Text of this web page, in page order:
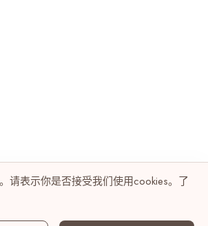
请表示你是否接受我们使用cookies。了